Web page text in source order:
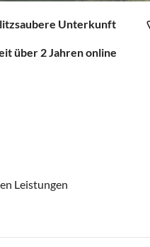
Unterkunft
über 2 Jahren online
Leistungen